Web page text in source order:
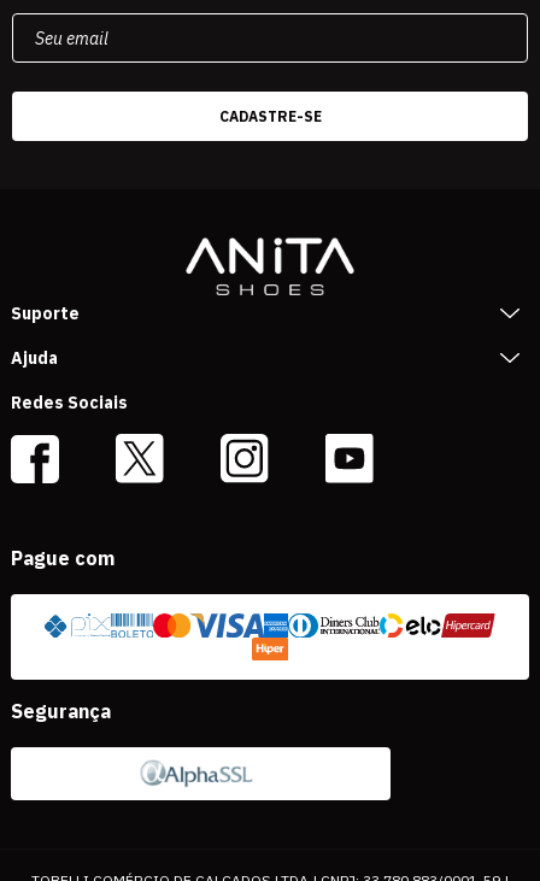
Suporte
Ajuda
Redes Sociais
Pague com
Segurança